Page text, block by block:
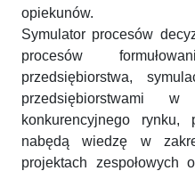
opiekunów.
Symulator procesów
procesów
przedsiębiorstwa,
przedsiębiorstwami
konkurencyjnego rynku,
nabędą wiedzę w
projektach zespołowych